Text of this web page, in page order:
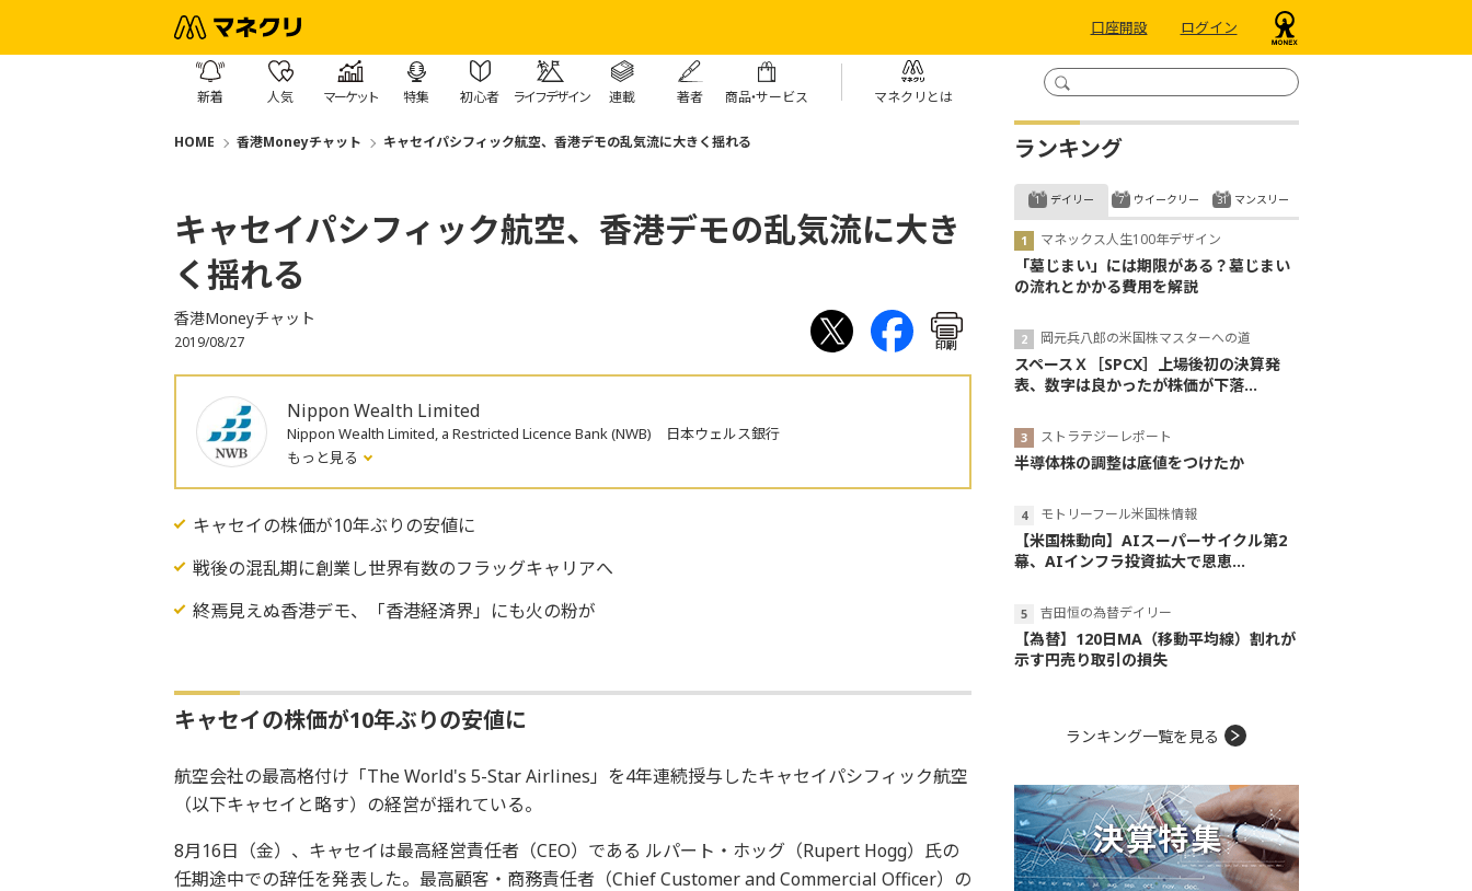
口座開設 ログイン
新着 人気 マーケット 特集 初心者 ライフデザイン 連載 著者 商品・サービス マネクリとは
HOME 香港Moneyチャット キャセイパシフィック航空、香港デモの乱気流に大きく揺れる
キャセイパシフィック航空、香港デモの乱気流に大き
く揺れる
香港Moneyチャット
2019/08/27 印刷
Nippon Wealth Limited
Nippon Wealth Limited, a Restricted Licence Bank (NWB) 日本ウェルス銀行
もっと見る
キャセイの株価が10年ぶりの安値に
戦後の混乱期に創業し世界有数のフラッグキャリアへ
終焉見えぬ香港デモ、「香港経済界」にも火の粉が
キャセイの株価が10年ぶりの安値に
航空会社の最高格付け「The World's 5-Star Airlines」を4年連続授与したキャセイパシフィック航空
（以下キャセイと略す）の経営が揺れている。
8月16日（金）、キャセイは最高経営責任者（CEO）である ルパート・ホッグ（Rupert Hogg）氏の
任期途中での辞任を発表した。最高顧客・商務責任者（Chief Customer and Commercial Officer）の
ランキング
デイリー
マネックス人生100年デザイン
「墓じまい」には期限がある？墓じまい
の流れとかかる費用を解説
岡元兵八郎の米国株マスターへの道
スペースＸ［SPCX］上場後初の決算発
表、数字は良かったが株価が下落...
ストラテジーレポート
半導体株の調整は底値をつけたか
モトリーフール米国株情報
【米国株動向】AIスーパーサイクル第2
幕、AIインフラ投資拡大で恩恵...
吉田恒の為替デイリー
【為替】120日MA（移動平均線）割れが
示す円売り取引の損失
ウイークリー マンスリー
ランキング一覧を見る